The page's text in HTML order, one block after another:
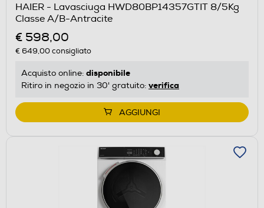
HAIER - Lavasciuga HWD80BP14357GTIT 8/5Kg
Classe A/B-Antracite
€ 598,00
€ 649,00consigliato
Acquisto online: disponibile
Ritiro in negozio in 30' gratuito: verifica
AGGIUNGI